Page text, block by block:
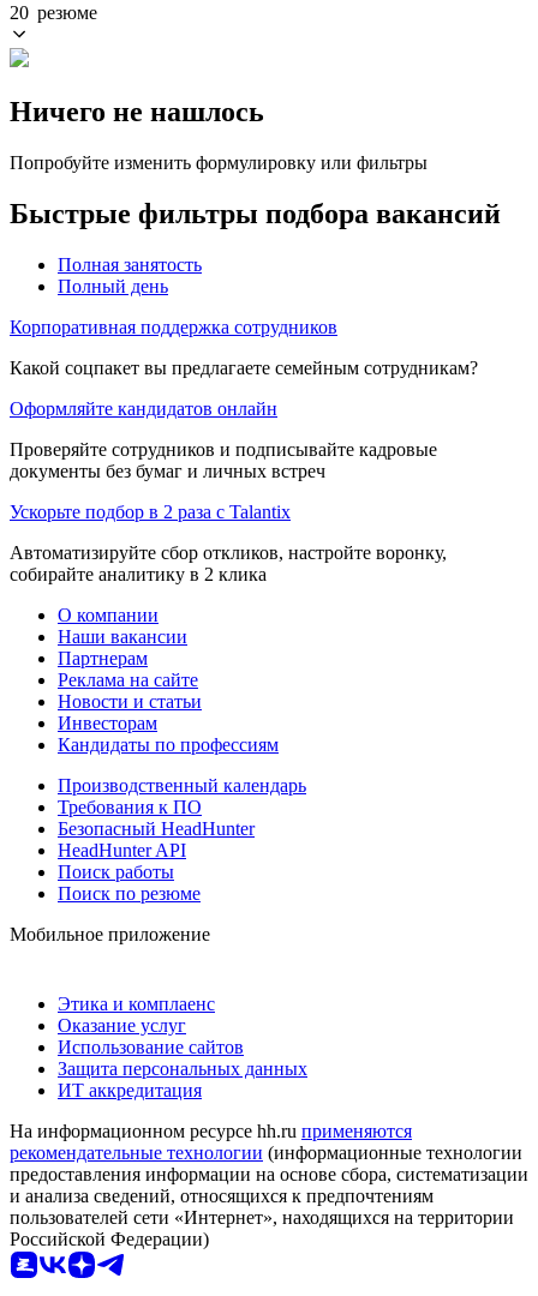
20 резюме
Ничего не нашлось
Попробуйте изменить формулировку или фильтры
Быстрые фильтры подбора вакансий
Полная занятость
Полный день
Корпоративная поддержка сотрудников
Какой соцпакет вы предлагаете семейным сотрудникам?
Оформляйте кандидатов онлайн
Проверяйте сотрудников и подписывайте кадровые
документы без бумаг и личных встреч
Ускорьте подбор в 2 раза с Talantix
Автоматизируйте сбор откликов, настройте воронку,
собирайте аналитику в 2 клика
О компании
Наши вакансии
Партнерам
Реклама на сайте
Новости и статьи
Инвесторам
Кандидаты по профессиям
Производственный календарь
Требования к ПО
Безопасный HeadHunter
HeadHunter API
Поиск работы
Поиск по резюме
Мобильное приложение
Этика и комплаенс
Оказание услуг
Использование сайтов
Защита персональных данных
ИТ аккредитация
На информационном ресурсе hh.ru применяются
рекомендательные технологии (информационные технологии
предоставления информации на основе сбора, систематизации
и анализа сведений, относящихся к предпочтениям
пользователей сети «Интернет», находящихся на территории
Российской Федерации)